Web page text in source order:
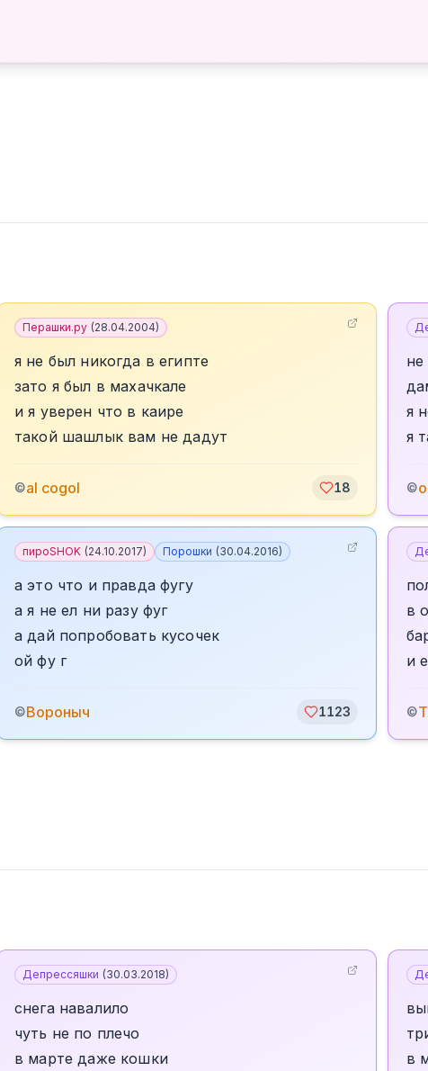
Перашки.ру (28.04.2004)
я не был никогда в египте
зато я был в махачкале
и я уверен что в каире
такой шашлык вам не дадут
©al cogol 18
я
я
©
пироSHOK (24.10.2017) Порошки (30.04.2016)
а это что и правда фугу
а я не ел ни разу фуг
а дай попробовать кусочек
ой фу г
©Вороныч 1123
в
и
©
Депрессяшки (30.03.2018)
снега навалило
чуть не по плечо
в марте даже кошки
в